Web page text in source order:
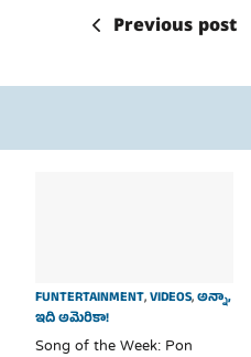
Previous post
FUNTERTAINMENT,VIDEOS,అన్నా,
ఇది అమెరికా!
Song of the Week: Pon